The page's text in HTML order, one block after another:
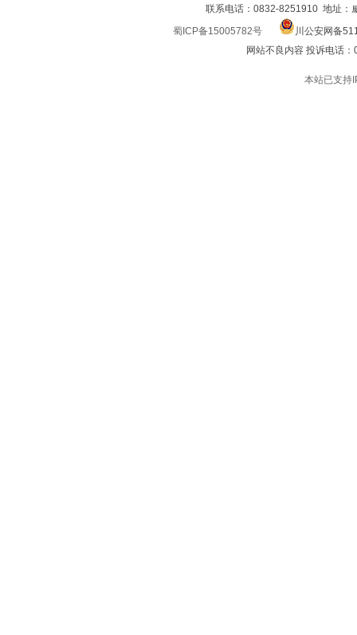
联系电话：0832-8251910 地址
蜀ICP备15005782号
川公安网备
网站不良内容 投诉电话
本站已支持